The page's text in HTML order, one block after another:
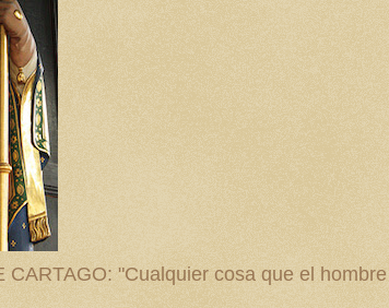
CARTAGO: "Cualquier cosa que el